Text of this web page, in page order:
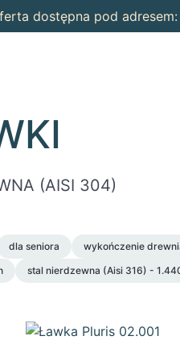
dostępna pod
(AISI 304)
dla seniora
wykończenie
stal nierdzewna (Aisi 316) -